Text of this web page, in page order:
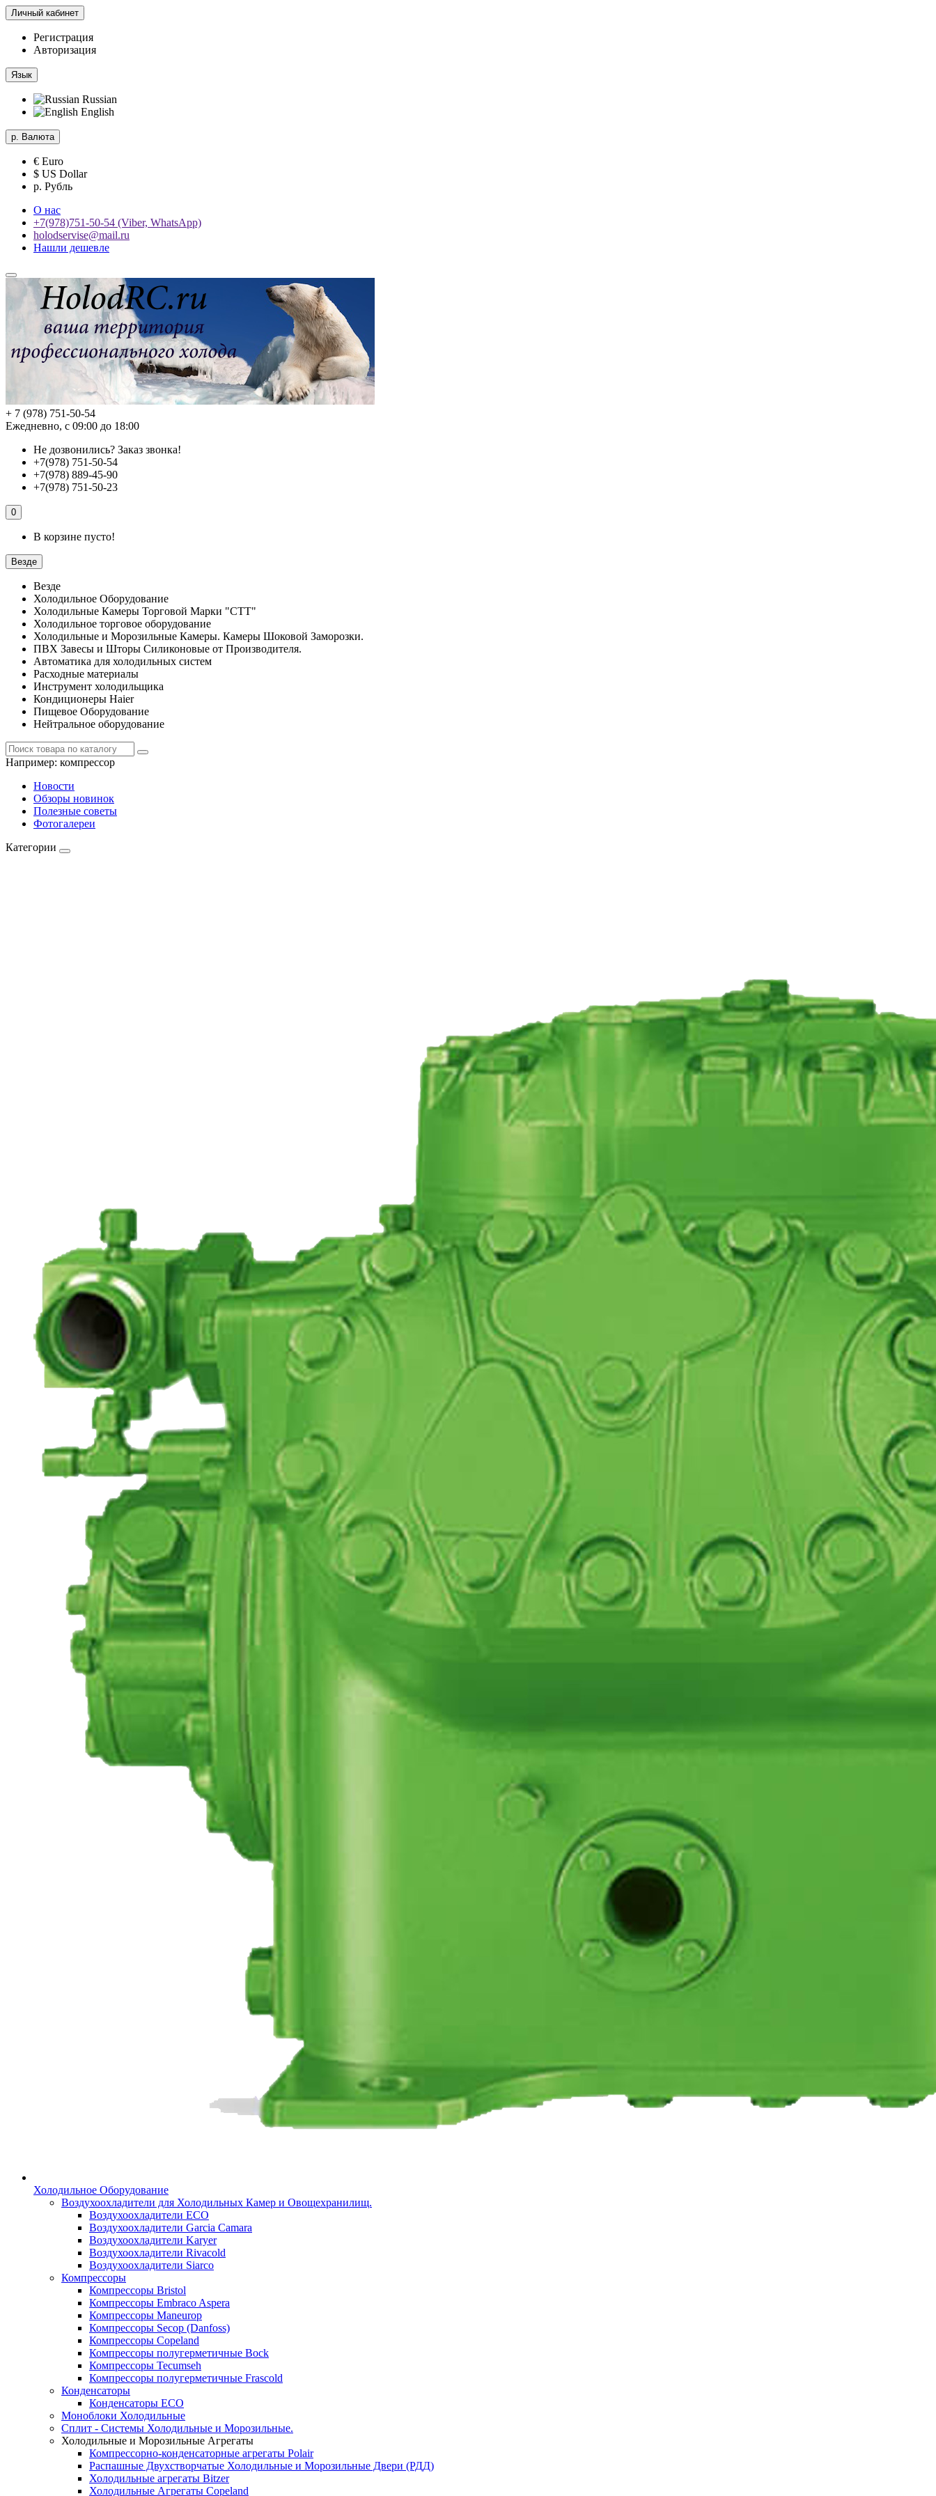
Личный кабинет
Регистрация
Авторизация
Язык
Russian
English
р. Валюта
€ Euro
$ US Dollar
р. Рубль
О нас
+7(978)751-50-54 (Viber, WhatsApp)
holodservise@mail.ru
Нашли дешевле
+ 7 (978) 751-50-54
Ежедневно, с 09:00 до 18:00
Не дозвонились? Заказ звонка!
+7(978) 751-50-54
+7(978) 889-45-90
+7(978) 751-50-23
0
В корзине пусто!
Везде
Везде
Холодильное Оборудование
Холодильные Камеры Торговой Марки "СТТ"
Холодильное торговое оборудование
Холодильные и Морозильные Камеры. Камеры Шоковой Заморозки.
ПВХ Завесы и Шторы Силиконовые от Производителя.
Автоматика для холодильных систем
Расходные материалы
Инструмент холодильщика
Кондиционеры Haier
Пищевое Оборудование
Нейтральное оборудование
Например: компрессор
Новости
Обзоры новинок
Полезные советы
Фотогалереи
Категории
Холодильное Оборудование
Воздухоохладители для Холодильных Камер и Овощехранилищ.
Воздухоохладители ECO
Воздухоохладители Garcia Camara
Воздухоохладители Karyer
Воздухоохладители Rivacold
Воздухоохладители Siarco
Компрессоры
Компрессоры Bristol
Компрессоры Embraco Aspera
Компрессоры Maneurop
Компрессоры Secop (Danfoss)
Компрессоры Copeland
Компрессоры полугерметичные Bock
Компрессоры Tecumseh
Компрессоры полугерметичные Frascold
Конденсаторы
Конденсаторы ECO
Моноблоки Холодильные
Сплит - Системы Холодильные и Морозильные.
Холодильные и Морозильные Агрегаты
Компрессорно-конденсаторные агрегаты Polair
Распашные Двухстворчатые Холодильные и Морозильные Двери (РДД)
Холодильные агрегаты Bitzer
Холодильные Агрегаты Copeland